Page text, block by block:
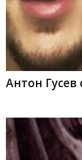
Антон Гусев